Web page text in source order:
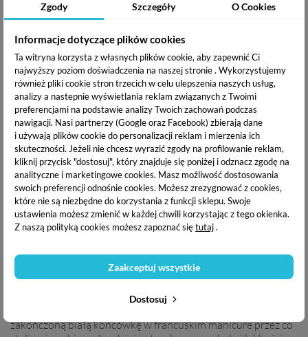
Zgody Szczegóły O Cookies
Informacje dotyczące plików cookies
Ta witryna korzysta z własnych plików cookie, aby zapewnić Ci
najwyższy poziom doświadczenia na naszej stronie . Wykorzystujemy
również pliki cookie stron trzecich w celu ulepszenia naszych usług,
analizy a nastepnie wyświetlania reklam związanych z Twoimi
preferencjami na podstawie analizy Twoich zachowań podczas
nawigacji. Nasi partnerzy (Google oraz Facebook) zbierają dane
i używają plików cookie do personalizacji reklam i mierzenia ich
skuteczności. Jeżeli nie chcesz wyrazić zgody na profilowanie reklam,
kliknij przycisk "dostosuj", który znajduje się poniżej i odznacz zgodę na
analityczne i marketingowe cookies. Masz możliwość dostosowania
swoich preferencji odnośnie cookies. Możesz zrezygnować z cookies,
które nie są niezbędne do korzystania z funkcji sklepu. Swoje
ustawienia możesz zmienić w każdej chwili korzystając z tego okienka.
Z naszą polityką cookies możesz zapoznać siętutaj.
Dostosuj
Zaakceptuj wszystkie
Excellent Pro One Coat
Top No Wipe -
Nabłyszczający top
hybrydowy bez
przecierania 11 g
28,97 zł
Excellent Pro One Coat
Top No Wipe Milky Mist -
mleczny top hybrydowy 7 g
18,97 zł
OPIS PRODUKTU
DANE TECHNICZNE
DOSTAWA I PŁATNOŚĆ
EXCELLENT PRO ONE COAT TOP NO WIPE MILKY
MISTto półtransparentny top nawierzchniowy o mlecznym
wykończeniu. Idealnie sprawdzi się przy stylizacjach typu
zakończoną białą końcówkę w francuskim manicure przez co